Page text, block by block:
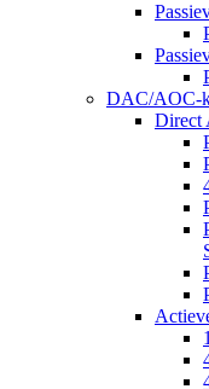
DAC/AOC-
Direct